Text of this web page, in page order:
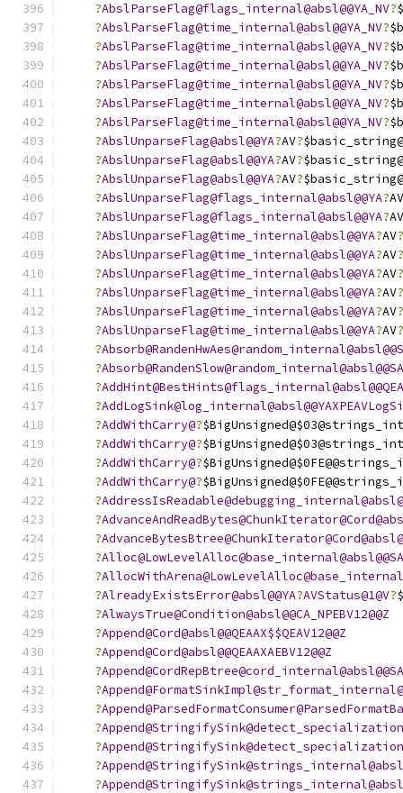
?AbslParseFlag@flags_internal@absl@@YA_NV?
?AbslParseFlag@time_internal@absl@@YA_NV?
?AbslParseFlag@time_internal@absl@@YA_NV?
?AbslParseFlag@time_internal@absl@@YA_NV?
?AbslParseFlag@time_internal@absl@@YA_NV?
?AbslParseFlag@time_internal@absl@@YA_NV?
?AbslParseFlag@time_internal@absl@@YA_NV?
?AbslUnparseFlag@absl@@YA?AV?
?AbslUnparseFlag@absl@@YA?AV?
?AbslUnparseFlag@absl@@YA?AV?
?AbslUnparseFlag@flags_internal@absl@@YA?AV
?AbslUnparseFlag@flags_internal@absl@@YA?AV
?AbslUnparseFlag@time_internal@absl@@YA?AV?
?AbslUnparseFlag@time_internal@absl@@YA?AV?
?AbslUnparseFlag@time_internal@absl@@YA?AV?
?AbslUnparseFlag@time_internal@absl@@YA?AV?
?AbslUnparseFlag@time_internal@absl@@YA?AV?
?AbslUnparseFlag@time_internal@absl@@YA?AV?
?
?
?
?
?AddWithCarry@?
?AddWithCarry@?
?AddWithCarry@?
?AddWithCarry@?
?
?
?
?
?
?AlreadyExistsError@absl@@YA?AVStatus@1@V?
?AlwaysTrue@Condition@absl@@CA_NPEBV12@@Z
?Append@Cord@absl@@QEAAX$$QEAV12@@Z
?Append@Cord@absl@@QEAAXAEBV12@@Z
?
?
?
?
?
?
?